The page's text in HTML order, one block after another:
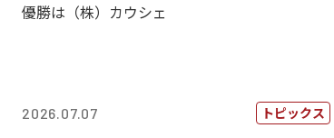
優勝は（株）カウシェ
2026.07.07 トピックス